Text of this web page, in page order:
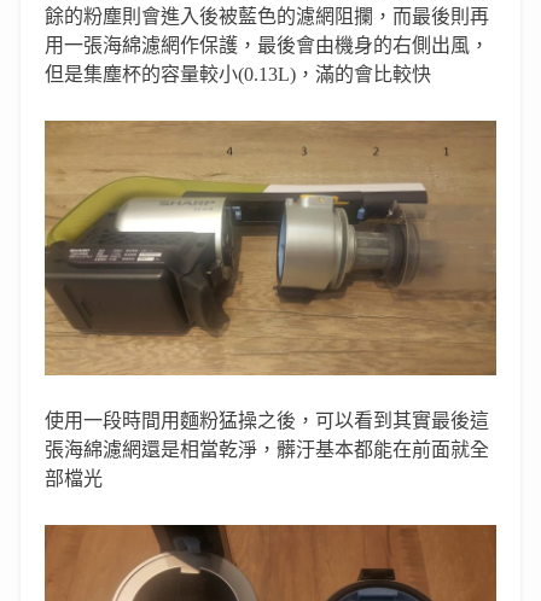
餘的粉塵則會進入後被藍色的濾網阻攔，而最後則再
用一張海綿濾網作保護，最後會由機身的右側出風，
但是集塵杯的容量較小(0.13L)，滿的會比較快
使用一段時間用麵粉猛操之後，可以看到其實最後這
張海綿濾網還是相當乾淨，髒汙基本都能在前面就全
部檔光